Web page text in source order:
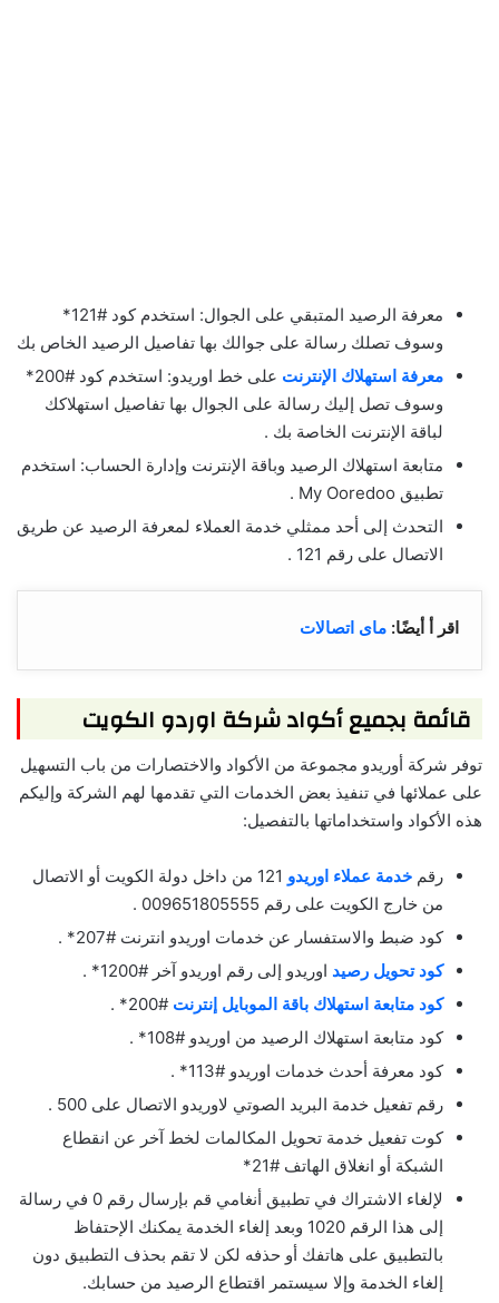
معرفة الرصيد المتبقي على الجوال: استخدم كود #121*
وسوف تصلك رسالة على جوالك بها تفاصيل الرصيد الخاص بك
معرفة استهلاك الإنترنت
على خط اوريدو: استخدم كود #200*
وسوف تصل إليك رسالة على الجوال بها تفاصيل استهلاكك
لباقة الإنترنت الخاصة بك .
متابعة استهلاك الرصيد وباقة الإنترنت وإدارة الحساب: استخدم
تطبيق My Ooredoo .
التحدث إلى أحد ممثلي خدمة العملاء لمعرفة الرصيد عن طريق
الاتصال على رقم 121 .
اقر أ أيضًا: ماى اتصالات
قائمة بجميع أكواد شركة اوردو الكويت
توفر شركة أوريدو مجموعة من الأكواد والاختصارات من باب التسهيل
على عملائها في تنفيذ بعض الخدمات التي تقدمها لهم الشركة وإليكم
هذه الأكواد واستخداماتها بالتفصيل:
رقم خدمة عملاء اوريدو
121 من داخل دولة الكويت أو الاتصال
من خارج الكويت على رقم 009651805555 .
كود ضبط والاستفسار عن خدمات اوريدو انترنت #207* .
كود تحويل رصيد اوريدو إلى رقم اوريدو آخر #1200* .
كود متابعة استهلاك باقة الموبايل إنترنت #200* .
كود متابعة استهلاك الرصيد من اوريدو #108* .
كود معرفة أحدث خدمات اوريدو #113* .
رقم تفعيل خدمة البريد الصوتي لاوريدو الاتصال على 500 .
كوت تفعيل خدمة تحويل المكالمات لخط آخر عن انقطاع
الشبكة أو انغلاق الهاتف #21*
لإلغاء الاشتراك في تطبيق أنغامي قم بإرسال رقم 0 في رسالة
إلى هذا الرقم 1020 وبعد إلغاء الخدمة يمكنك الإحتفاظ
بالتطبيق على هاتفك أو حذفه لكن لا تقم بحذف التطبيق دون
إلغاء الخدمة وإلا سيستمر اقتطاع الرصيد من حسابك.